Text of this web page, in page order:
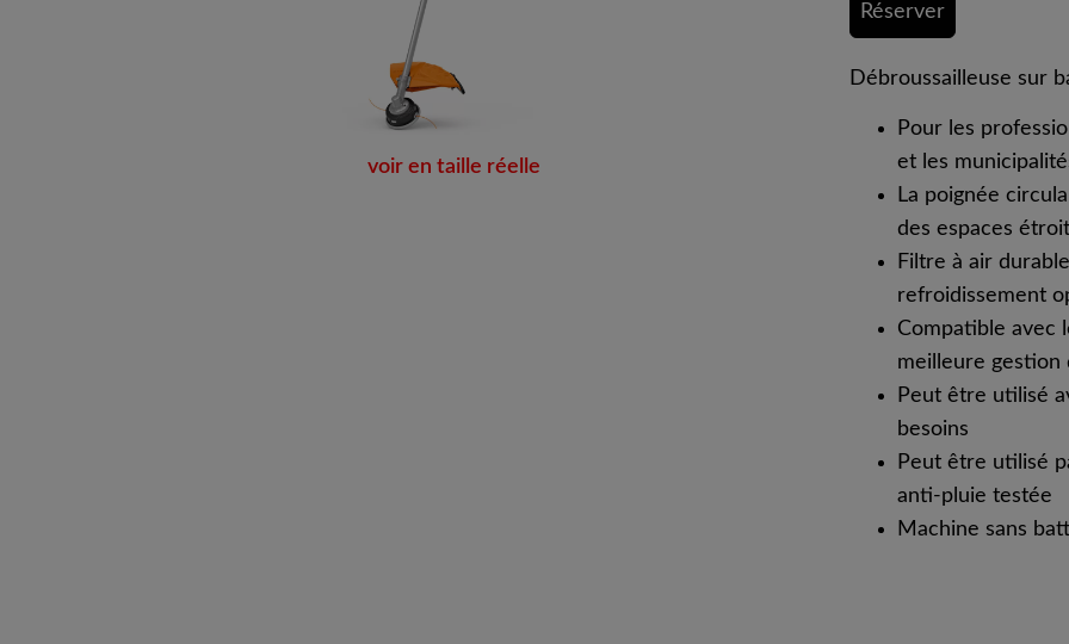
voir en taille réelle
Réserver
Débroussailleuse sur
Pour les
et les
La poignée
des espaces
Filtre à air
refroidissement
Compatible avec
meilleure gestion
Peut être utilisé
besoins
Peut être utilisé
anti-pluie testée
Machine sans